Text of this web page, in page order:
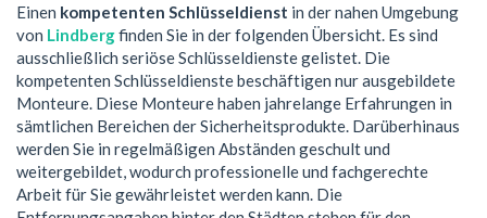
Einen kompetenten Schlüsseldienst in der nahen Umgebung
von Lindbergfinden Sie in der folgenden Übersicht. Es sind
ausschließlich seriöse Schlüsseldienste gelistet. Die
kompetenten Schlüsseldienste beschäftigen nur ausgebildete
Monteure. Diese Monteure haben jahrelange Erfahrungen in
sämtlichen Bereichen der Sicherheitsprodukte. Darüberhinaus
werden Sie in regelmäßigen Abständen geschult und
weitergebildet, wodurch professionelle und fachgerechte
Arbeit für Sie gewährleistet werden kann. Die